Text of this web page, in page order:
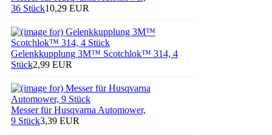
36 Stück10,29 EUR
Gelenkkupplung 3M™ Scotchlok™ 314, 4
Stück2,99 EUR
Messer für Husqvarna Automower,
9 Stück3,39 EUR